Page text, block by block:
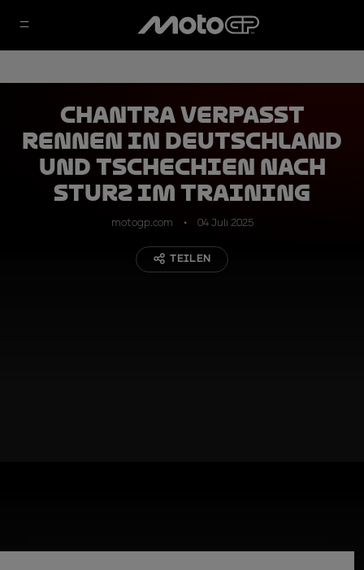
Chantra verpasst
Rennen in Deutschland
und Tschechien nach
Sturz im Training
motogp.com 04 Juli 2025
TEILEN